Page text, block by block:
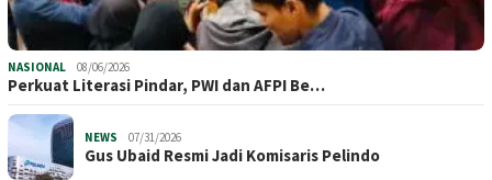
NASIONAL 08/06/2026
Perkuat Literasi Pindar, PWI dan AFPI Be…
NEWS 07/31/2026
​Gus Ubaid Resmi Jadi Komisaris Pelindo